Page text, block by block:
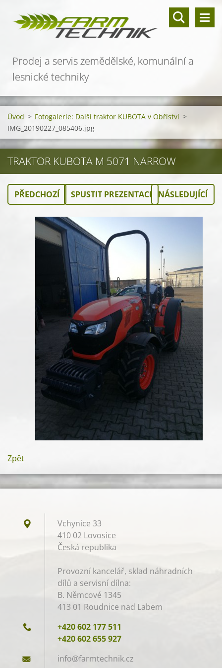
Prodej a servis zemědělské, komunální a
lesnické techniky
Úvod > Fotogalerie: Další traktor KUBOTA v Obříství >
IMG_20190227_085406.jpg
TRAKTOR KUBOTA M 5071 NARROW
PŘEDCHOZÍ SPUSTIT PREZENTACI NÁSLEDUJÍCÍ
Zpět
Vchynice 33
410 02 Lovosice
Česká republika
Provozní kancelář, sklad náhradních
dílů a servisní dílna:
B. Němcové 1345
413 01 Roudnice nad Labem
+420 602 177 511
+420 602 655 927
info@farmtechnik.cz